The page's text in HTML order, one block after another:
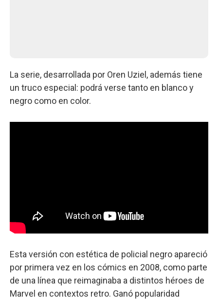
La serie, desarrollada por Oren Uziel, además tiene
un truco especial: podrá verse tanto en blanco y
negro como en color.
Esta versión con estética de policial negro apareció
por primera vez en los cómics en 2008, como parte
de una línea que reimaginaba a distintos héroes de
Marvel en contextos retro. Ganó popularidad